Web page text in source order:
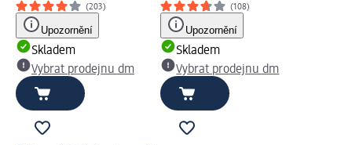
(203)
Upozornění
Skladem
Vybrat prodejnu dm
(108)
Upozornění
Skladem
Vybrat prodejnu dm